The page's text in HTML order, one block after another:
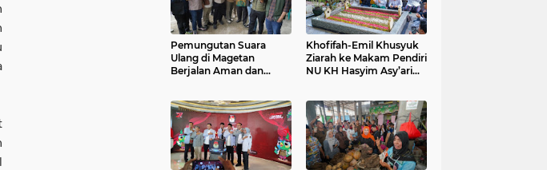
Pemungutan Suara
Ulang di Magetan
Berjalan Aman dan
Khofifah-Emil Khusyuk
Ziarah ke Makam Pendiri
NU KH Hasyim Asy’ari